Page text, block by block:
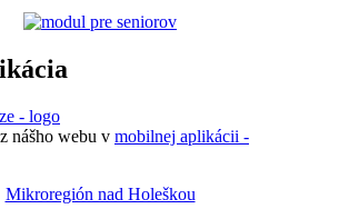
nášho webu v mobilnej aplikácii -
Mikroregión nad Holeškou